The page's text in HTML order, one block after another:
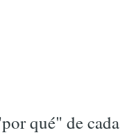
qué" de cada